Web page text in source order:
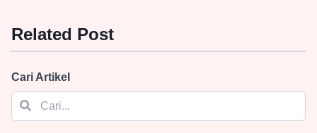
Related Post
Cari Artikel